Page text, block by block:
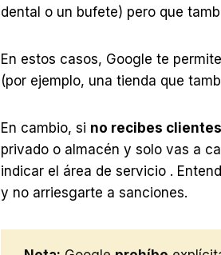
dental o un bufete) pero que
En estos casos, Google te permite
(por ejemplo, una tienda que
En cambio, si no recibes
privado o almacén y solo vas a
indicar el área de servicio .
y no arriesgarte a sanciones.